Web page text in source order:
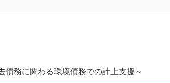
債務に関わる環境債務での計上支援～